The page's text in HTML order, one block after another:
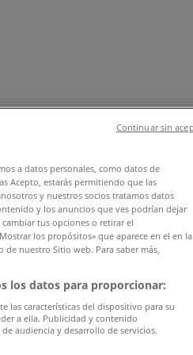
Ferretería y Construcción
NiñosRestaurantes y Pastelerías
a datos personales, como datos de
Acepto, estarás permitiendo que las
y nuestros socios tratamos datos
y los anuncios que ves podrían dejar
tus opciones o retirar el
los propósitos» que aparece en el en la
nuestro Sitio web. Para saber más,
los datos para proporcionar:
las características del dispositivo para su
a ella. Publicidad y contenido
audiencia y desarrollo de servicios.
Continuar sin